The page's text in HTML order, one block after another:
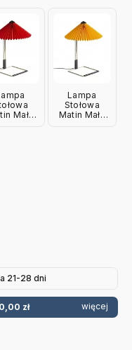
Mała
Lampa
Stołowa
Matin Mała
21-28 dni
zł więcej